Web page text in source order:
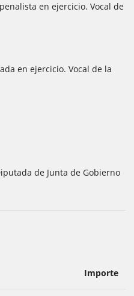
en ejercicio. Vocal de
en ejercicio. Vocal de la
de Junta de Gobierno
Importe